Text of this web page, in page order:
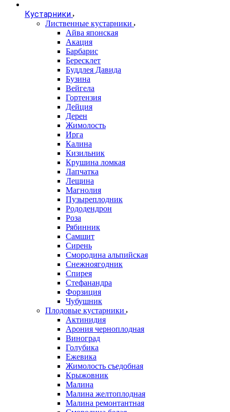
Кустарники
Лиственные кустарники
Айва японская
Акация
Барбарис
Бересклет
Буддлея Давида
Бузина
Вейгела
Гортензия
Дейция
Дерен
Жимолость
Ирга
Калина
Кизильник
Крушина ломкая
Лапчатка
Лещина
Магнолия
Пузыреплодник
Рододендрон
Роза
Рябинник
Самшит
Сирень
Смородина альпийская
Снежноягодник
Спирея
Стефанандра
Форзиция
Чубушник
Плодовые кустарники
Актинидия
Арония черноплодная
Виноград
Голубика
Ежевика
Жимолость съедобная
Крыжовник
Малина
Малина желтоплодная
Малина ремонтантная